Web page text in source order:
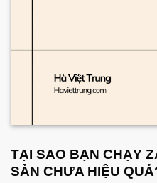
TẠI SAO BẠN CHẠY
SẢN CHƯA HIỆU